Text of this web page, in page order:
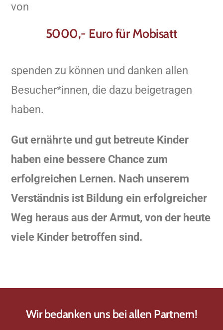
von
5000,- Euro für Mobisatt
spenden zu können und danken allen
Besucher*innen, die dazu beigetragen
haben.
Gut ernährte und gut betreute Kinder
haben eine bessere Chance zum
erfolgreichen Lernen. Nach unserem
Verständnis ist Bildung ein erfolgreicher
Weg heraus aus der Armut, von der heute
viele Kinder betroffen sind.
Wir bedanken uns bei allen Partnern!